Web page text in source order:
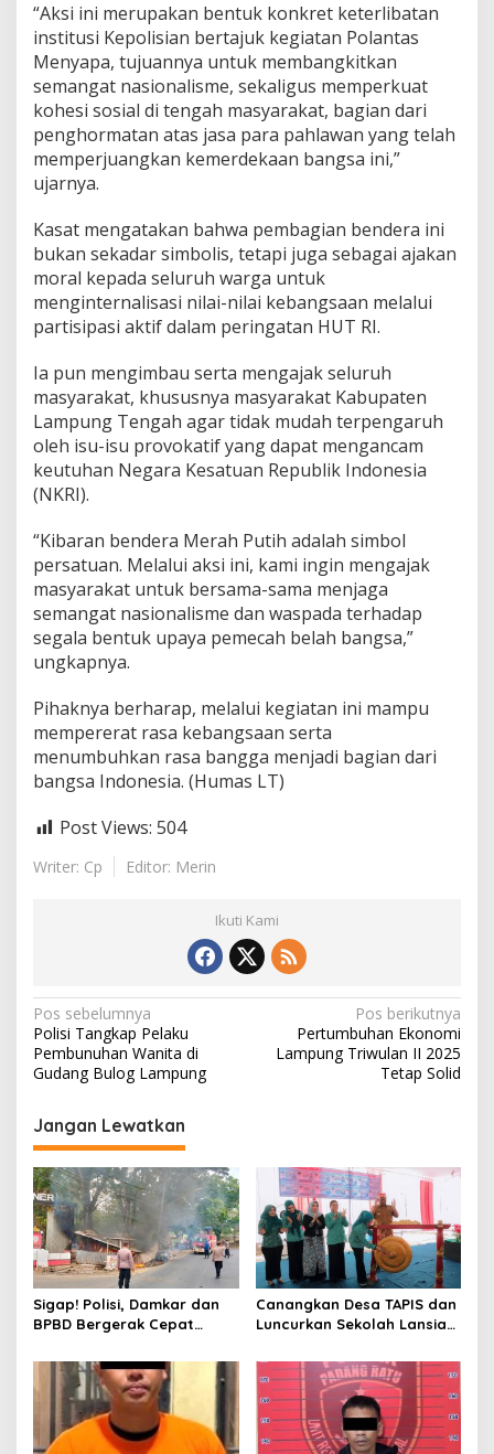
n
B
e
n
d
e
r
a
M
a
h
u
t
i
k
M
a
s
y
k
a
t
“Aksi ini merupakan bentuk konkret keterlibatan
institusi Kepolisian bertajuk kegiatan Polantas
Menyapa, tujuannya untuk membangkitkan
semangat nasionalisme, sekaligus memperkuat
kohesi sosial di tengah masyarakat, bagian dari
penghormatan atas jasa para pahlawan yang telah
memperjuangkan kemerdekaan bangsa ini,”
ujarnya.
Kasat mengatakan bahwa pembagian bendera ini
bukan sekadar simbolis, tetapi juga sebagai ajakan
moral kepada seluruh warga untuk
menginternalisasi nilai-nilai kebangsaan melalui
partisipasi aktif dalam peringatan HUT RI.
Ia pun mengimbau serta mengajak seluruh
masyarakat, khususnya masyarakat Kabupaten
Lampung Tengah agar tidak mudah terpengaruh
oleh isu-isu provokatif yang dapat mengancam
keutuhan Negara Kesatuan Republik Indonesia
(NKRI).
“Kibaran bendera Merah Putih adalah simbol
persatuan. Melalui aksi ini, kami ingin mengajak
masyarakat untuk bersama-sama menjaga
semangat nasionalisme dan waspada terhadap
segala bentuk upaya pemecah belah bangsa,”
ungkapnya.
Pihaknya berharap, melalui kegiatan ini mampu
mempererat rasa kebangsaan serta
menumbuhkan rasa bangga menjadi bagian dari
bangsa Indonesia. (Humas LT)
Post Views: 504
Writer: Cp Editor: Merin
Ikuti Kami
N
a
v
i
g
a
s
i
p
o
s
Pos sebelumnya
Polisi Tangkap Pelaku
Pembunuhan Wanita di
Gudang Bulog Lampung
Pos berikutnya
Pertumbuhan Ekonomi
Lampung Triwulan II 2025
Tetap Solid
Jangan Lewatkan
Sigap! Polisi, Damkar dan
BPBD Bergerak Cepat
Warung Kuliner di Prosida
Bandar Jaya
Canangkan Desa TAPIS dan
Luncurkan Sekolah Lansia
Ketua TP PKK Lampung
Dorong Pembangunan SDM
Dimulai dari Desa